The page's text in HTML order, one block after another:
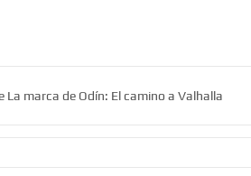
marca de Odín: El camino a Valhalla